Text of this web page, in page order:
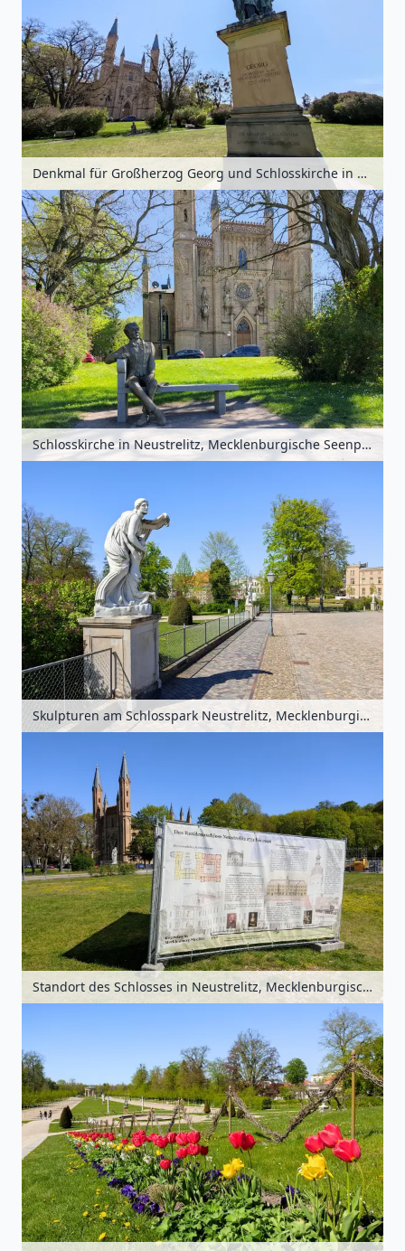
Denkmal für Großherzog Georg und Schlosskirche in Neustrelitz, Mecklenburgische Seenplatte, Mecklenburg-Vorpommern, Deutschland
Schlosskirche in Neustrelitz, Mecklenburgische Seenplatte, Mecklenburg-Vorpommern, Deutschland
Skulpturen am Schlosspark Neustrelitz, Mecklenburgische Seenplatte, Mecklenburg-Vorpommern, Deutschland
Standort des Schlosses in Neustrelitz, Mecklenburgische Seenplatte, Mecklenburg-Vorpommern, Deutschland